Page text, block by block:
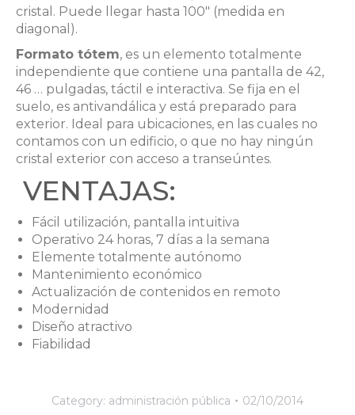
cristal. Puede llegar hasta 100″ (medida en
diagonal).
Formato tótem, es un elemento totalmente
independiente que contiene una pantalla de 42,
46 … pulgadas, táctil e interactiva. Se fija en el
suelo, es antivandálica y está preparado para
exterior. Ideal para ubicaciones, en las cuales no
contamos con un edificio, o que no hay ningún
cristal exterior con acceso a transeúntes.
VENTAJAS:
Fácil utilización, pantalla intuitiva
Operativo 24 horas, 7 días a la semana
Elemente totalmente autónomo
Mantenimiento económico
Actualización de contenidos en remoto
Modernidad
Diseño atractivo
Fiabilidad
Category: administración pública 02/10/2014